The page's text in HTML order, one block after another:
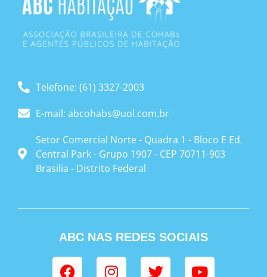
Telefone: (61) 3327-2003
E-mail: abcohabs@uol.com.br
Setor Comercial Norte - Quadra 1 - Bloco E Ed.
Central Park - Grupo 1907 - CEP 70711-903
Brasilia - Distrito Federal
ABC NAS REDES SOCIAIS